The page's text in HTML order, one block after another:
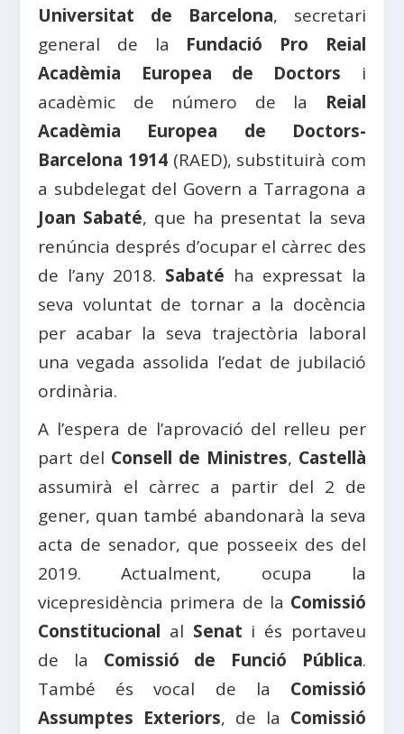
Universitat de Barcelona, secretari
general de la Fundació Pro Reial
Acadèmia Europea de Doctors i
acadèmic de número de la Reial
Acadèmia Europea de Doctors-
Barcelona 1914(RAED), substituirà com
a subdelegat del Govern a Tarragona a
Joan Sabaté, que ha presentat la seva
renúncia després d’ocupar el càrrec des
de l’any 2018. Sabaté ha expressat la
seva voluntat de tornar a la docència
per acabar la seva trajectòria laboral
una vegada assolida l’edat de jubilació
ordinària.
A l’espera de l’aprovació del relleu per
part del Consell de Ministres, Castellà
assumirà el càrrec a partir del 2 de
gener, quan també abandonarà la seva
acta de senador, que posseeix des del
2019. Actualment, ocupa la
vicepresidència primera de la Comissió
Constitucional al Senat i és portaveu
de la Comissió de Funció Pública.
També és vocal de la Comissió
Assumptes Exteriors, de la Comissió